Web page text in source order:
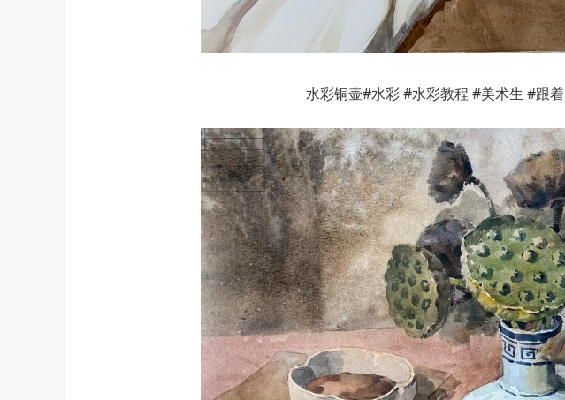
水彩铜壶#水彩 #水彩教程 #美术生 #跟着